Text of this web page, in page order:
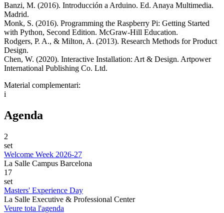
Banzi, M. (2016). Introducción a Arduino. Ed. Anaya Multimedia.
Madrid.
Monk, S. (2016). Programming the Raspberry Pi: Getting Started
with Python, Second Edition. McGraw-Hill Education.
Rodgers, P. A., & Milton, A. (2013). Research Methods for Product
Design.
Chen, W. (2020). Interactive Installation: Art & Design. Artpower
International Publishing Co. Ltd.
Material complementari:
i
Agenda
2
set
Welcome Week 2026-27
La Salle Campus Barcelona
17
set
Masters' Experience Day
La Salle Executive & Professional Center
Veure tota l'agenda